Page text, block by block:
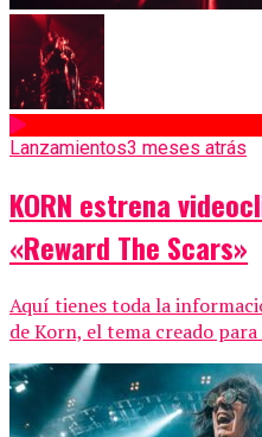
Lanzamientos3 meses atrás
KORN estrena
«Reward The Scars»
Aquí tienes toda la
de Korn, el tema creado